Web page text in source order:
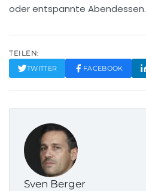
oder entspannte Abendessen.
TEILEN:
TWITTER FACEBOOK
Sven Berger